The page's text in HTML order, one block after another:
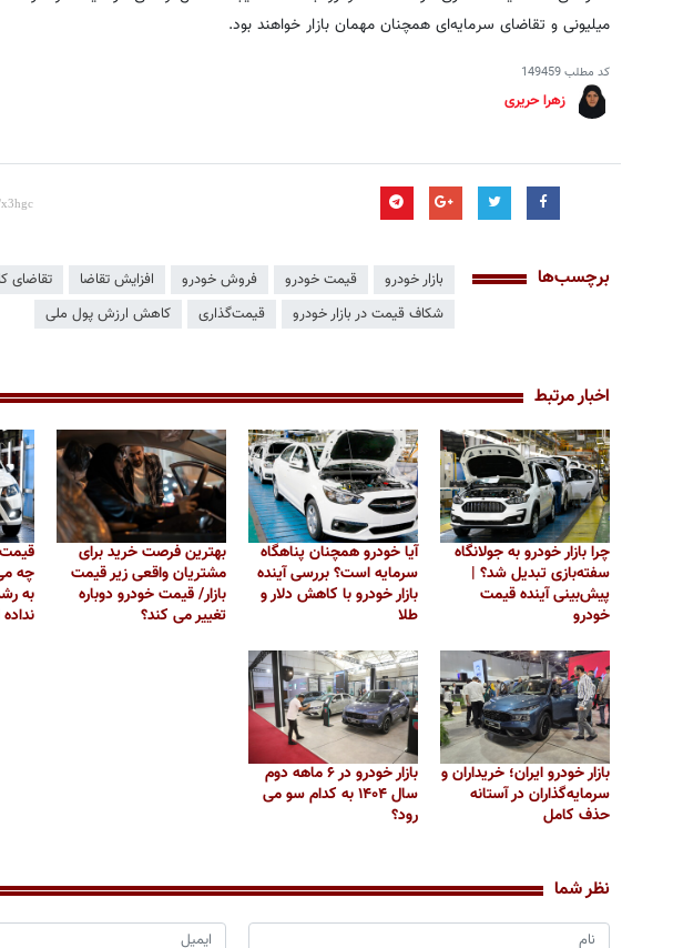
میلیونی و تقاضای سرمایه‌ای همچنان مهمان بازار خواهند بود.
کد مطلب149459
زهرا حریری
برچسب‌ها بازار خودرو قیمت خودرو فروش خودرو افزایش تقاضا
تقاضای
شکاف قیمت در بازار خودرو
قیمت‌گذاری کاهش ارزش پول ملی
اخبار مرتبط
چرا بازار خودرو به جولانگاه
سفته‌بازی تبدیل شد؟ |
پیش‌بینی آینده قیمت
خودرو
آیا خودرو همچنان پناهگاه
سرمایه است؟ بررسی آینده
بازار خودرو با کاهش دلار و
طلا
بهترین فرصت خرید برای
مشتریان واقعی زیر قیمت
بازار/ قیمت خودرو دوباره
تغییر می کند؟
چه
به
بازار خودرو ایران؛ خریداران و
سرمایه‌گذاران در آستانه
حذف کامل
بازار خودرو در ۶ ماهه دوم
سال ۱۴۰۴ به کدام سو می
رود؟
نظر شما